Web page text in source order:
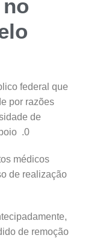
federal que
por razões
de
.0
médicos
de realização
de remoção